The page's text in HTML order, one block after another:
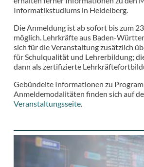
Informatikstudiums in Heidelberg.
Die Anmeldung ist ab sofort bis zum
möglich. Lehrkräfte aus Baden-
sich für die Veranstaltung zusätzlich
für Schulqualität und Lehrerbildung;
dann als zertifizierte
Gebündelte Informationen zu
Anmeldemodalitäten finden sich auf
Veranstaltungsseite.